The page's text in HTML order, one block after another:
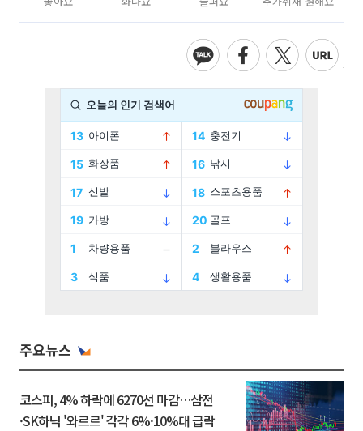
주요뉴스
코스피, 4% 하락에 6270선 마감…삼전
·SK하닉 '와르르' 각각 6%·10%대 급락